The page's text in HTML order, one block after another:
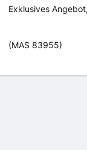
Exklusives
(MAS 83955)